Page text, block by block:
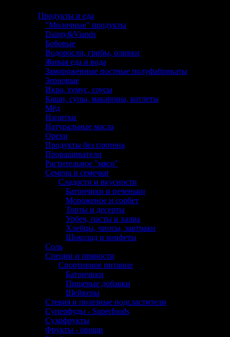
Продукты и еда
"Молочные" продукты
Dainty&Viands
Бобовые
Водоросли, грибы, оливки
Живая еда и вода
Замороженные постные полуфабрикаты
Зерновые
Икра, хумус, соусы
Каши, супы, макароны, котлеты
Мёд
Напитки
Натуральные масла
Орехи
Продукты без глютена
Проращиватели
Растительное "мясо"
Семена и семечки
Сладости и вкусности
Батончики и печеньки
Мороженое и сорбет
Торты и десерты
Урбеч, пасты и халва
Хлебцы, чипсы, завтраки
Шоколад и конфеты
Соль
Специи и пряности
Спортивное питание
Батончики
Пищевые добавки
Шейкеры
Стевия и полезные подсластители
Суперфуды - Superfoods
Сухофрукты
Фрукты - овощи